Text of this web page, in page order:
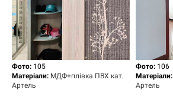
Фото: 105
Матеріали: МДФ+плівка ПВХ кат.
Артель
Фото: 106
Матеріали:
Артель